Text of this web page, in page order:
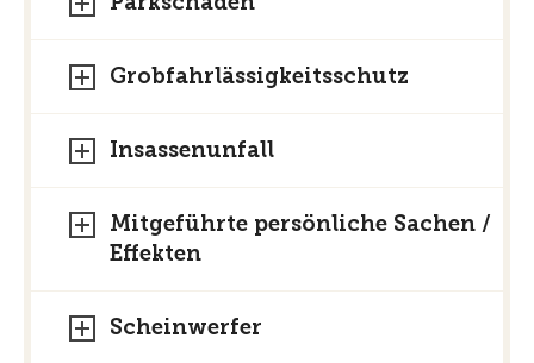
sogenannten Allgemeinen
Grobfahrlässigkeitsschutz
Insassenunfall
Mitgeführte persönliche Sachen /
Effekten
Scheinwerfer